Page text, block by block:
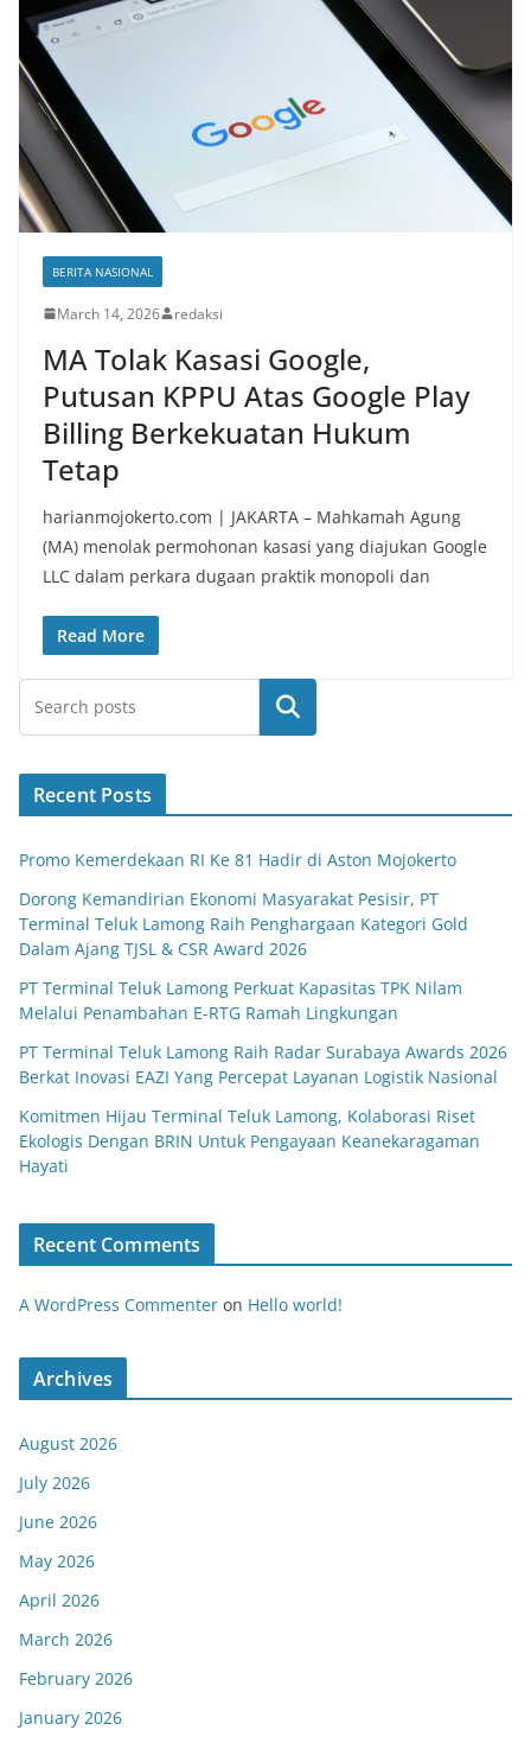
BERITA NASIONAL
March 14, 2026 redaksi
MA Tolak Kasasi Google,
Putusan KPPU Atas Google Play
Billing Berkekuatan Hukum
Tetap
harianmojokerto.com | JAKARTA – Mahkamah Agung
(MA) menolak permohonan kasasi yang diajukan Google
LLC dalam perkara dugaan praktik monopoli dan
Read More
Search
Recent Posts
Promo Kemerdekaan RI Ke 81 Hadir di Aston Mojokerto
Dorong Kemandirian Ekonomi Masyarakat Pesisir, PT
Terminal Teluk Lamong Raih Penghargaan Kategori Gold
Dalam Ajang TJSL & CSR Award 2026
PT Terminal Teluk Lamong Perkuat Kapasitas TPK Nilam
Melalui Penambahan E-RTG Ramah Lingkungan
PT Terminal Teluk Lamong Raih Radar Surabaya Awards 2026
Berkat Inovasi EAZI Yang Percepat Layanan Logistik Nasional
Komitmen Hijau Terminal Teluk Lamong, Kolaborasi Riset
Ekologis Dengan BRIN Untuk Pengayaan Keanekaragaman
Hayati
Recent Comments
A WordPress Commenter on Hello world!
Archives
August 2026
July 2026
June 2026
May 2026
April 2026
March 2026
February 2026
January 2026